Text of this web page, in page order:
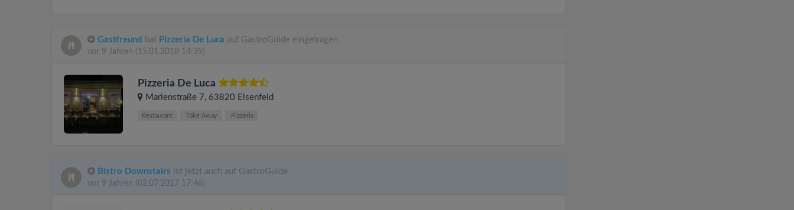
Gastfreund hat Pizzeria De Luca auf GastroGuide eingetragen
vor 9 Jahren (15.01.2018 14:39)
Pizzeria De Luca
Marienstraße 7, 63820 Elsenfeld
Restaurant Take Away Pizzeria
Bistro Downstairs ist jetzt auch auf GastroGuide
vor 9 Jahren (02.07.2017 17:46)